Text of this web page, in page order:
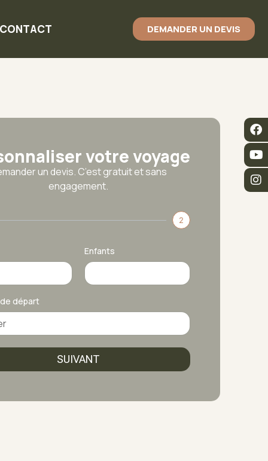
CONTACT DEMANDER UN DEVIS
votre voyage
un devis. C’est gratuit et sans
engagement.
2
Enfants
départ
SUIVANT